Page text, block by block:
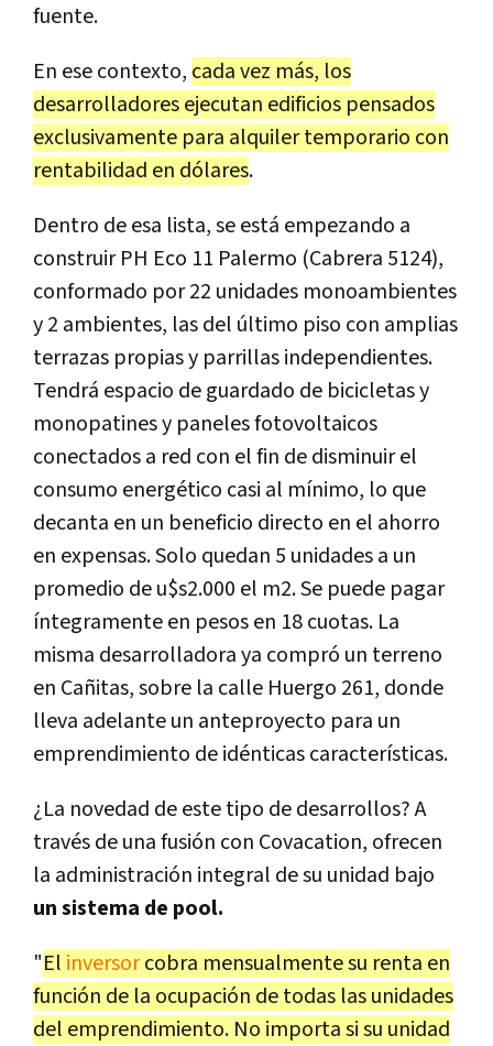
fuente.
En ese contexto, cada vez más, los
desarrolladores ejecutan edificios pensados
exclusivamente para alquiler temporario con
rentabilidad en dólares.
Dentro de esa lista, se está empezando a
construir PH Eco 11 Palermo (Cabrera 5124),
conformado por 22 unidades monoambientes
y 2 ambientes, las del último piso con amplias
terrazas propias y parrillas independientes.
Tendrá espacio de guardado de bicicletas y
monopatines y paneles fotovoltaicos
conectados a red con el fin de disminuir el
consumo energético casi al mínimo, lo que
decanta en un beneficio directo en el ahorro
en expensas. Solo quedan 5 unidades a un
promedio de u$s2.000 el m2. Se puede pagar
íntegramente en pesos en 18 cuotas. La
misma desarrolladora ya compró un terreno
en Cañitas, sobre la calle Huergo 261, donde
lleva adelante un anteproyecto para un
emprendimiento de idénticas características.
¿La novedad de este tipo de desarrollos? A
través de una fusión con Covacation, ofrecen
la administración integral de su unidad bajo
un sistema de pool.
"El inversorcobra mensualmente su renta en
función de la ocupación de todas las unidades
del emprendimiento. No importa si su unidad